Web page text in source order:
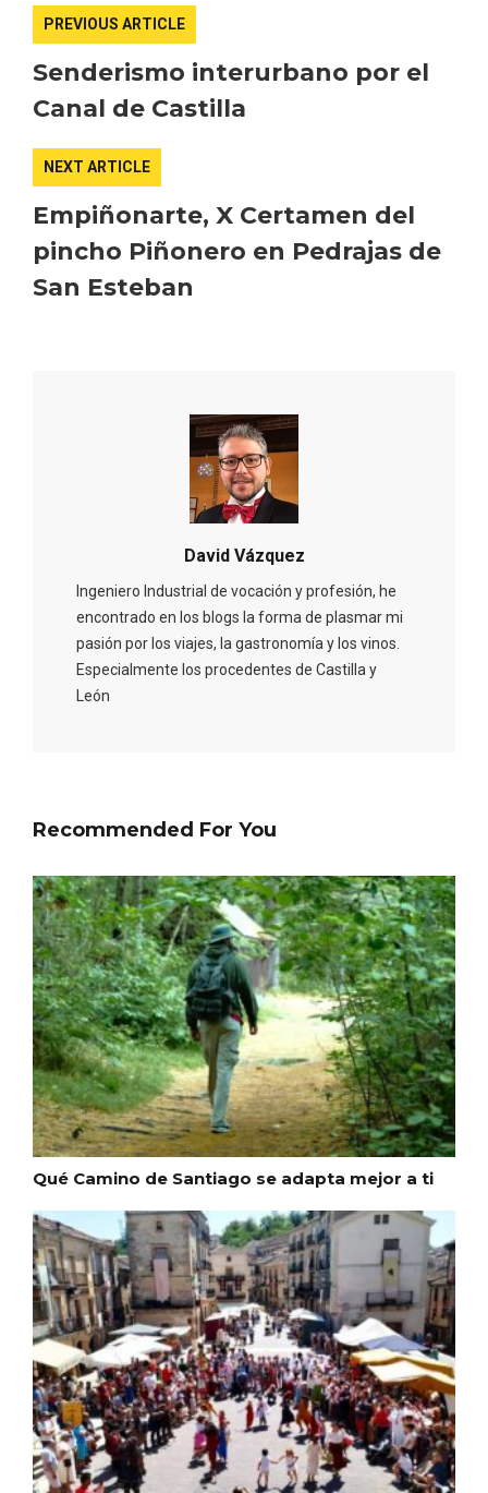
PREVIOUS ARTICLE
Senderismo interurbano por el
Canal de Castilla
NEXT ARTICLE
Empiñonarte, X Certamen del
pincho Piñonero en Pedrajas de
San Esteban
David Vázquez
Ingeniero Industrial de vocación y profesión, he
encontrado en los blogs la forma de plasmar mi
pasión por los viajes, la gastronomía y los vinos.
Especialmente los procedentes de Castilla y
León
Recommended For You
Qué Camino de Santiago se adapta mejor a ti
V Feria Europea del Queso 2026 en
Serrada
IV Edición del Festival de Narración Oral,
Memoria, Tierra y Voz